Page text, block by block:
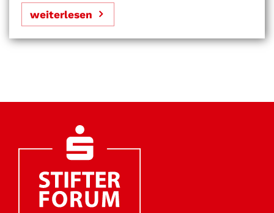
weiterlesen